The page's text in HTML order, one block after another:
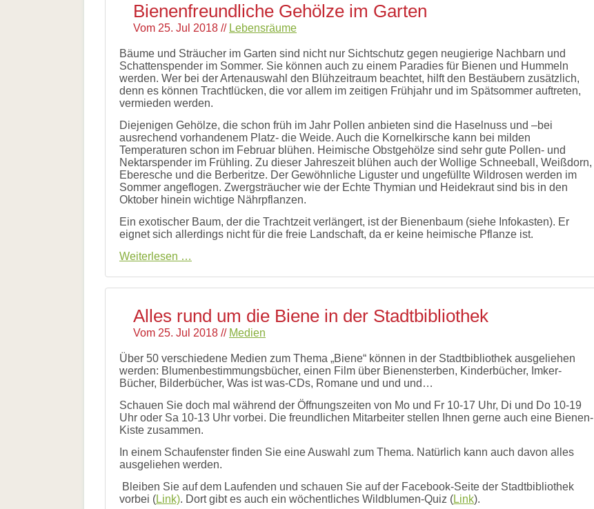
Bienenfreundliche Gehölze im Garten
Vom 25. Jul 2018 // Lebensräume
Bäume und Sträucher im Garten sind nicht nur Sichtschutz gegen neugierige Nachbarn und
Schattenspender im Sommer. Sie können auch zu einem Paradies für Bienen und Hummeln
werden. Wer bei der Artenauswahl den Blühzeitraum beachtet, hilft den Bestäubern zusätzlich,
denn es können Trachtlücken, die vor allem im zeitigen Frühjahr und im Spätsommer auftreten,
vermieden werden.
Diejenigen Gehölze, die schon früh im Jahr Pollen anbieten sind die Haselnuss und –bei
ausrechend vorhandenem Platz- die Weide. Auch die Kornelkirsche kann bei milden
Temperaturen schon im Februar blühen. Heimische Obstgehölze sind sehr gute Pollen- und
Nektarspender im Frühling. Zu dieser Jahreszeit blühen auch der Wollige Schneeball, Weißdorn,
Eberesche und die Berberitze. Der Gewöhnliche Liguster und ungefüllte Wildrosen werden im
Sommer angeflogen. Zwergsträucher wie der Echte Thymian und Heidekraut sind bis in den
Oktober hinein wichtige Nährpflanzen.
Ein exotischer Baum, der die Trachtzeit verlängert, ist der Bienenbaum (siehe Infokasten). Er
eignet sich allerdings nicht für die freie Landschaft, da er keine heimische Pflanze ist.
Weiterlesen …
im
Alles rund um die Biene in der Stadtbibliothek
Vom 25. Jul 2018 // Medien
Über 50 verschiedene Medien zum Thema „Biene“ können in der Stadtbibliothek ausgeliehen
werden: Blumenbestimmungsbücher, einen Film über Bienensterben, Kinderbücher, Imker-
Bücher, Bilderbücher, Was ist was-CDs, Romane und und und…
Schauen Sie doch mal während der Öffnungszeiten von Mo und Fr 10-17 Uhr, Di und Do 10-19
Uhr oder Sa 10-13 Uhr vorbei. Die freundlichen Mitarbeiter stellen Ihnen gerne auch eine Bienen-
Kiste zusammen.
In einem Schaufenster finden Sie eine Auswahl zum Thema. Natürlich kann auch davon alles
ausgeliehen werden.
Bleiben Sie auf dem Laufenden und schauen Sie auf der Facebook-Seite der Stadtbibliothek
vorbei (Link). Dort gibt es auch ein wöchentliches Wildblumen-Quiz (Link).